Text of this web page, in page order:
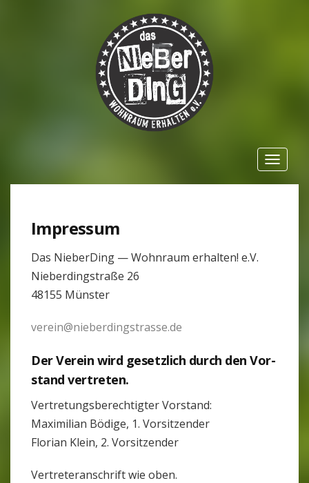
Toggle
Impressum
Das Nie­ber­Ding — Wohn­raum erhalten! e.V.
Nie­ber­ding­straße 26
48155 Münster
verein@nieberdingstrasse.de
Der Verein wird gesetz­lich durch den Vor­
stand ver­treten.
Ver­tre­tungs­be­rech­tigter Vor­stand:
Maxi­mi­lian Bödige, 1. Vor­sit­zender
Flo­rian Klein, 2. Vor­sit­zender
Ver­tre­ter­an­schrift wie oben.